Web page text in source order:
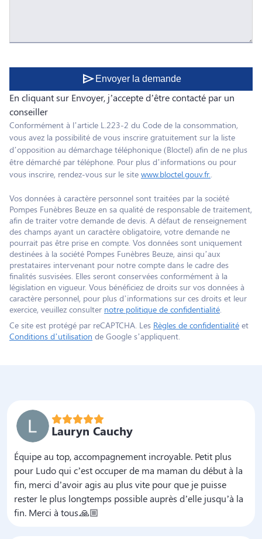
send Envoyer la demande
En cliquant sur Envoyer, j’accepte d’être contacté par un
conseiller
Conformément à l’article L.223-2 du Code de la consommation,
vous avez la possibilité de vous inscrire gratuitement sur la liste
d’opposition au démarchage téléphonique (Bloctel) afin de ne plus
être démarché par téléphone. Pour plus d’informations ou pour
vous inscrire, rendez-vous sur le site www.bloctel.gouv.fr..
Vos données à caractère personnel sont traitées par la société
Pompes Funèbres Beuze en sa qualité de responsable de traitement,
afin de traiter votre demande de devis. A défaut de renseignement
des champs ayant un caractère obligatoire, votre demande ne
pourrait pas être prise en compte. Vos données sont uniquement
destinées à la société Pompes Funèbres Beuze, ainsi qu’aux
prestataires intervenant pour notre compte dans le cadre des
finalités susvisées. Elles seront conservées conformément à la
législation en vigueur. Vous bénéficiez de droits sur vos données à
caractère personnel, pour plus d’informations sur ces droits et leur
exercice, veuillez consulter notre politique de confidentialité.
Ce site est protégé par reCAPTCHA. Les Règles de confidentialité et
Conditions d’utilisation de Google s’appliquent.
Lauryn Cauchy
Équipe au top, accompagnement incroyable. Petit plus
pour Ludo qui c’est occuper de ma maman du début à la
fin, merci d’avoir agis au plus vite pour que je puisse
rester le plus longtemps possible auprès d’elle jusqu’à la
fin. Merci à tous.🙏🏼